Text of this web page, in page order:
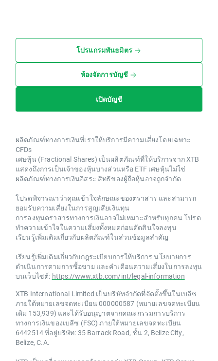
โปรแกรมพันธมิตร
ห้องจัดการบัญชี
เปิดบัญชี
ผลิตภัณฑ์ทางการเงินที่เราให้บริการมีความเสี่ยงโดยเฉพาะ
CFDs
เศษหุ้น (Fractional Shares) เป็นผลิตภัณฑ์ที่ให้บริการจาก XTB
แสดงถึงการเป็นเจ้าของหุ้นบางส่วนหรือ ETF เศษหุ้นไม่ใช่
ผลิตภัณฑ์ทางการเงินอิสระ สิทธิของผู้ถือหุ้นอาจถูกจำกัด
โปรดพิจารณาว่าคุณเข้าใจลักษณะของตราสาร และสามารถ
ยอมรับความเสี่ยงในการสูญเสียเงินทุน
การลงทุนตราสารทางการเงินอาจไม่เหมาะสำหรับทุกคน โปรด
ทำความเข้าใจในความเสี่ยงทั้งหมดก่อนตัดสินใจลงทุน
เรียนรู้เพิ่มเติมเกี่ยวกับผลิตภัณฑ์ในส่วนข้อมูลสำคัญ
เรียนรู้เพิ่มเติมเกี่ยวกับกฎระเบียบการให้บริการ นโยบายการ
ดำเนินการตามการซื้อขาย และคำเตือนความเสี่ยงในการลงทุน
บนเว็บไซต์: https://www.xtb.com/int/legal-information
XTB International Limited เป็นบริษัทจำกัดที่จัดตั้งขึ้นในเบลีซ
ภายใต้หมายเลขจดทะเบียน 000000587 (หมายเลขจดทะเบียน
เดิม 153,939) และได้รับอนุญาตจากคณะกรรมการบริการ
ทางการเงินของเบลีซ (FSC) ภายใต้หมายเลขจดทะเบียน
6442514 ที่อยู่บริษัท: 35 Barrack Road, ชั้น 2, Belize City,
Belize, C.A.